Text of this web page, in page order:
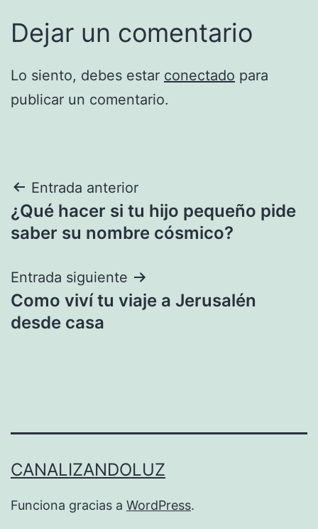
Dejar un comentario
Lo siento, debes estar conectado para
publicar un comentario.
Navegación
de
Entrada anterior
¿Qué hacer si tu hijo pequeño pide
saber su nombre cósmico?
Entrada siguiente
Como viví tu viaje a Jerusalén
desde casa
CANALIZANDOLUZ
Funciona gracias a WordPress.